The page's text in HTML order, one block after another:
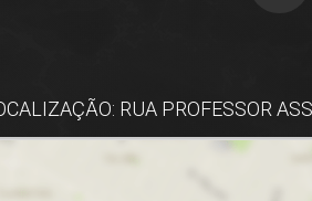
RUA PROFESSOR